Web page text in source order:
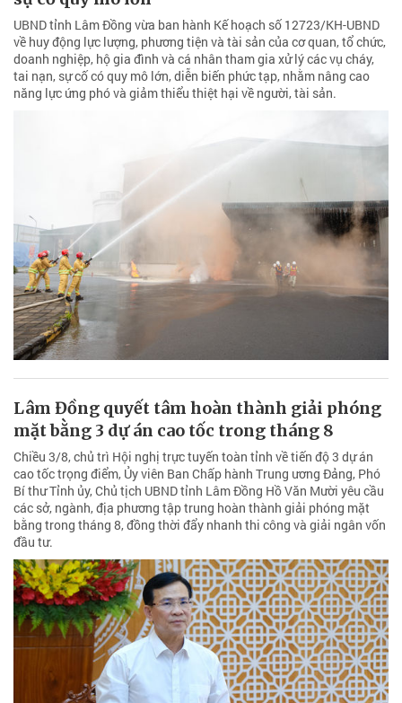
UBND tỉnh Lâm Đồng vừa ban hành Kế hoạch số 12723/KH-UBND
về huy động lực lượng, phương tiện và tài sản của cơ quan, tổ chức,
doanh nghiệp, hộ gia đình và cá nhân tham gia xử lý các vụ cháy,
tai nạn, sự cố có quy mô lớn, diễn biến phức tạp, nhằm nâng cao
năng lực ứng phó và giảm thiểu thiệt hại về người, tài sản.
Lâm Đồng quyết tâm hoàn thành giải phóng
mặt bằng 3 dự án cao tốc trong tháng 8
Chiều 3/8, chủ trì Hội nghị trực tuyến toàn tỉnh về tiến độ 3 dự án
cao tốc trọng điểm, Ủy viên Ban Chấp hành Trung ương Đảng, Phó
Bí thư Tỉnh ủy, Chủ tịch UBND tỉnh Lâm Đồng Hồ Văn Mười yêu cầu
các sở, ngành, địa phương tập trung hoàn thành giải phóng mặt
bằng trong tháng 8, đồng thời đẩy nhanh thi công và giải ngân vốn
đầu tư.